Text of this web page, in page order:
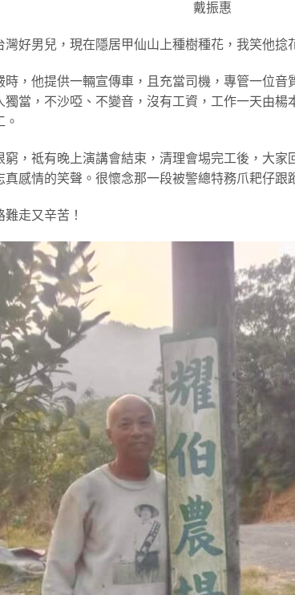
戴振惠
灣好男兒，現在隱居甲仙山上種樹種花，我笑他捻
時，他提供一輛宣傳車，且充當司機，專管一位音
獨當，不沙啞、不變音，沒有工資，工作一天由楊
窮，祗有晚上演講會結束，清理會埸完工後，大
真感情的笑聲。很懷念那一段被警總特務爪耙仔跟
走又辛苦！